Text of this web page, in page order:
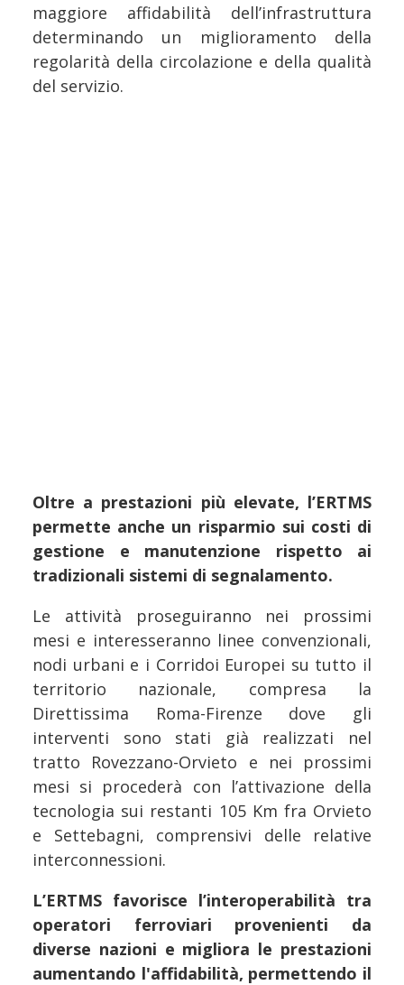
maggiore affidabilità dell’infrastruttura
determinando un miglioramento della
regolarità della circolazione e della qualità
del servizio.
Oltre a prestazioni più elevate, l’ERTMS
permette anche un risparmio sui costi di
gestione e manutenzione rispetto ai
tradizionali sistemi di segnalamento.
Le attività proseguiranno nei prossimi
mesi e interesseranno linee convenzionali,
nodi urbani e i Corridoi Europei su tutto il
territorio nazionale, compresa la
Direttissima Roma-Firenze dove gli
interventi sono stati già realizzati nel
tratto Rovezzano-Orvieto e nei prossimi
mesi si procederà con l’attivazione della
tecnologia sui restanti 105 Km fra Orvieto
e Settebagni, comprensivi delle relative
interconnessioni.
L’ERTMS favorisce l’interoperabilità tra
operatori ferroviari provenienti da
diverse nazioni e migliora le prestazioni
aumentando l'affidabilità, permettendo il